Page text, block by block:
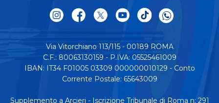
Via Vitorchiano 113/115 - 00189 ROMA
C.F.: 80063130159 - P.IVA: 05525461009
IBAN: IT34 F01005 03309 000000010129 - Conto
Corrente Postale: 65643009
Supplemento a Arcieri - Iscrizione Tribunale di Roma n: 291